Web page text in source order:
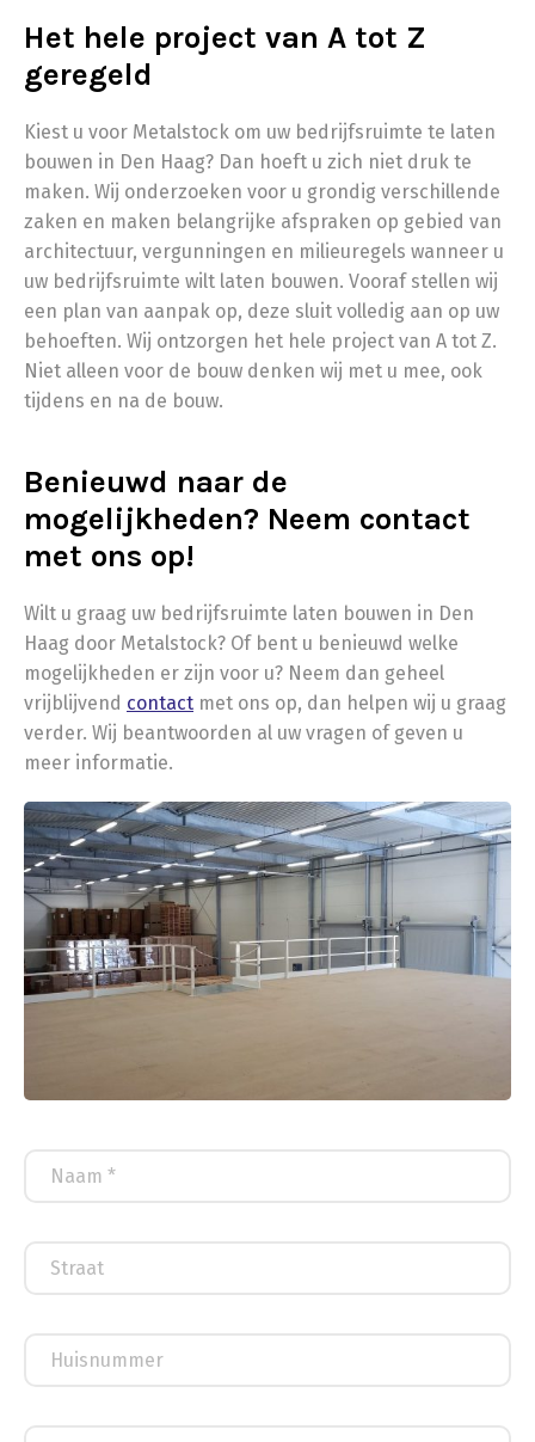
Het hele project van A tot Z
geregeld
Kiest u voor Metalstock om uw bedrijfsruimte te laten
bouwen in Den Haag? Dan hoeft u zich niet druk te
maken. Wij onderzoeken voor u grondig verschillende
zaken en maken belangrijke afspraken op gebied van
architectuur, vergunningen en milieuregels wanneer u
uw bedrijfsruimte wilt laten bouwen. Vooraf stellen wij
een plan van aanpak op, deze sluit volledig aan op uw
behoeften. Wij ontzorgen het hele project van A tot Z.
Niet alleen voor de bouw denken wij met u mee, ook
tijdens en na de bouw.
Benieuwd naar de
mogelijkheden? Neem contact
met ons op!
Wilt u graag uw bedrijfsruimte laten bouwen in Den
Haag door Metalstock? Of bent u benieuwd welke
mogelijkheden er zijn voor u? Neem dan geheel
vrijblijvend contact met ons op, dan helpen wij u graag
verder. Wij beantwoorden al uw vragen of geven u
meer informatie.